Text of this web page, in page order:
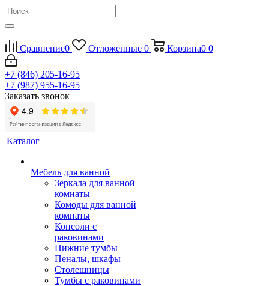
Сравнение0 Отложенные 0 Корзина0 0
+7 (846) 205-16-95
+7 (987) 955-16-95
Заказать звонок
Каталог
Мебель для ванной
Зеркала для ванной
комнаты
Комоды для ванной
комнаты
Консоли с
раковинами
Нижние тумбы
Пеналы, шкафы
Столешницы
Тумбы с раковинами